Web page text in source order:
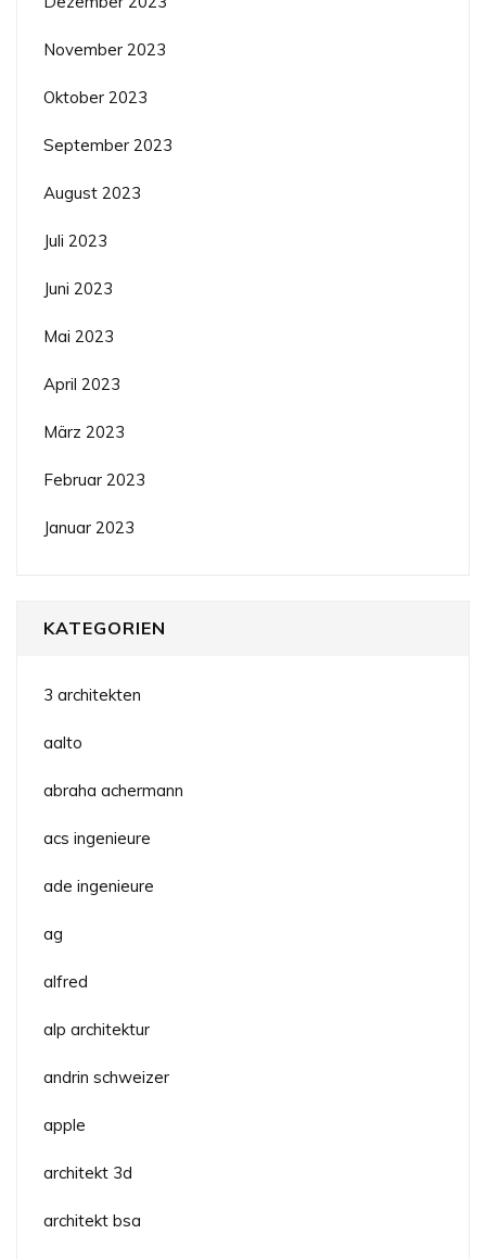
November 2023
Oktober 2023
September 2023
August 2023
Juli 2023
Juni 2023
Mai 2023
April 2023
März 2023
Februar 2023
Januar 2023
KATEGORIEN
3 architekten
aalto
abraha achermann
acs ingenieure
ade ingenieure
ag
alfred
alp architektur
andrin schweizer
apple
architekt 3d
architekt bsa